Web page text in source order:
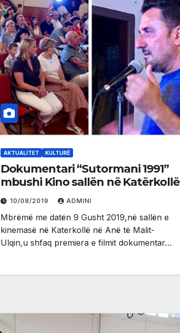
AKTUALITET KULTURË
Dokumentari “Sutormani 1991”
mbushi Kino sallën në Katërkollë
10/08/2019 ADMINI
Mbrëmë me datën 9 Gusht 2019,në sallën e
kinemasë në Katerkollë në Anë të Malit-
Ulqin,u shfaq premiera e filmit dokumentar…